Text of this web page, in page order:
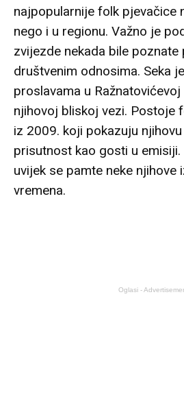
najpopularnije folk pjevačice
nego i u regionu. Važno je
zvijezde nekada bile poznate
društvenim odnosima. Seka
proslavama u
njihovoj bliskoj vezi. Postoje
iz 2009. koji pokazuju
prisutnost kao gosti u
uvijek se pamte neke njihove
vremena.
Oglasi -